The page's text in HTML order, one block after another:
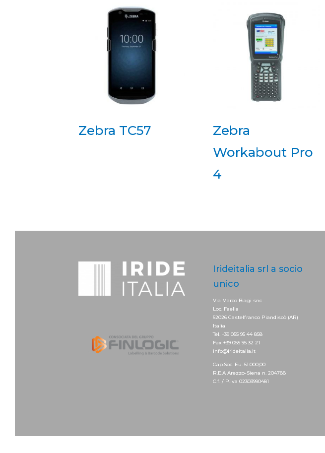
Zebra TC57
Zebra
Workabout Pro
4
Irideitalia srl a socio
unico
Via Marco Biagi snc
Loc. Faella
52026 Castelfranco Piandiscò (AR)
Italia
Tel. +39 055 95 44 858
Fax +39 055 95 32 21
info@irideitalia.it
Cap.Soc. Eu. 51.000,00
R.E.A Arezzo-Siena n. 204788
C.f. / P.iva 02303990481